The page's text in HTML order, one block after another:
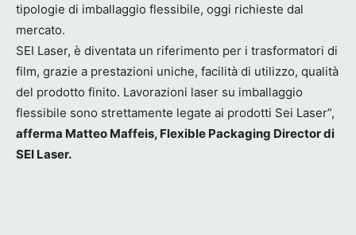
tipologie di imballaggio flessibile, oggi richieste dal
mercato.
SEI Laser, è diventata un riferimento per i trasformatori di
film, grazie a prestazioni uniche, facilità di utilizzo, qualità
del prodotto finito. Lavorazioni laser su imballaggio
flessibile sono strettamente legate ai prodotti Sei Laser”,
afferma Matteo Maffeis, Flexible Packaging Director di
SEI Laser.